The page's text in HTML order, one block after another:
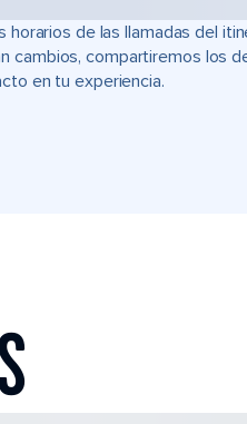
horarios de las llamadas del
cambios, compartiremos los
en tu experiencia.